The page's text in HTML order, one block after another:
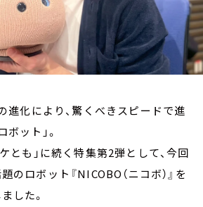
進化により、驚くべきスピードで進
ット」。
とも」に続く特集第2弾として、今回
のロボット『NICOBO（ニコボ）』を
した。